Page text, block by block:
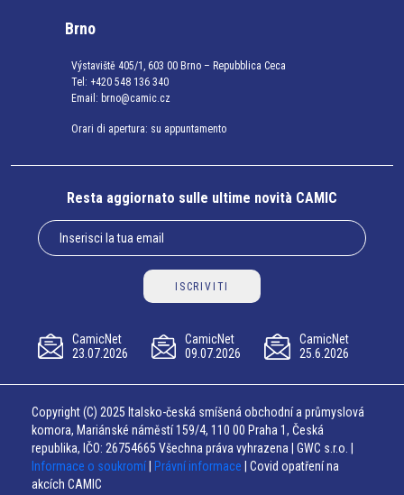
Brno
Výstaviště 405/1, 603 00 Brno – Repubblica Ceca
Tel: +420 548 136 340
Email: brno@camic.cz
Orari di apertura: su appuntamento
Resta aggiornato sulle ultime novità CAMIC
ISCRIVITI
CamicNet
23.07.2026
CamicNet
09.07.2026
CamicNet
25.6.2026
Copyright (C) 2025 Italsko-česká smíšená obchodní a průmyslová
komora, Mariánské náměstí 159/4, 110 00 Praha 1, Česká
republika, IČO: 26754665 Všechna práva vyhrazena | GWC s.r.o. |
Informace o soukromí
Právní informace | Covid opatření na
akcích CAMIC